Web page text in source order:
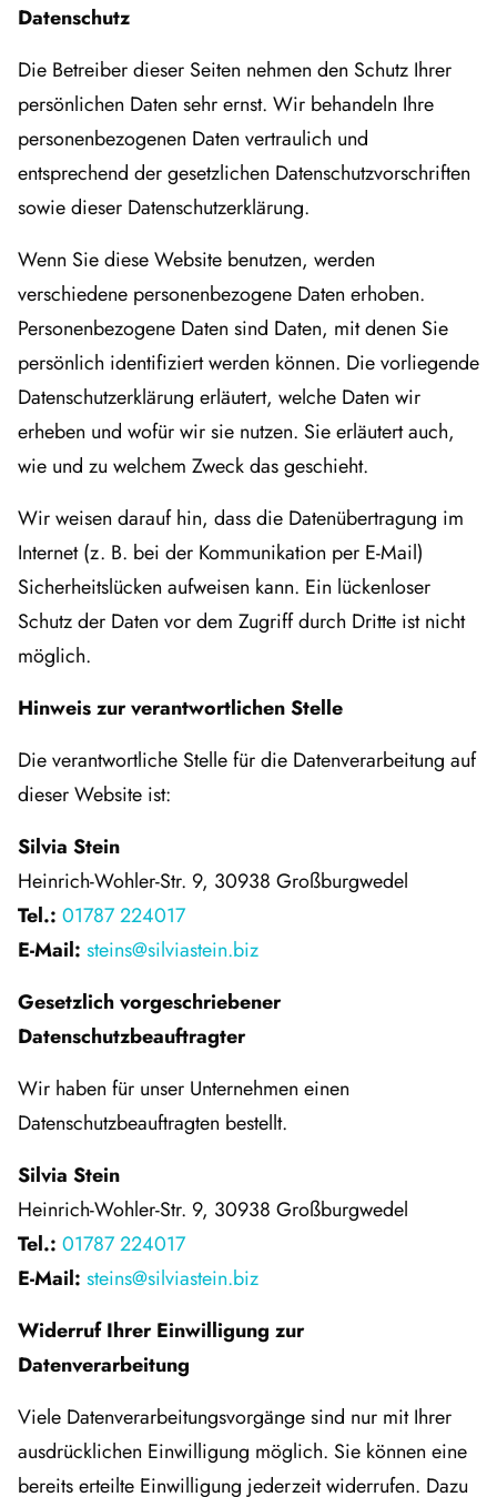
Datenschutz
Die Betreiber dieser Seiten nehmen den Schutz Ihrer
persönlichen Daten sehr ernst. Wir behandeln Ihre
personenbezogenen Daten vertraulich und
entsprechend der gesetzlichen Datenschutzvorschriften
sowie dieser Datenschutzerklärung.
Wenn Sie diese Website benutzen, werden
verschiedene personenbezogene Daten erhoben.
Personenbezogene Daten sind Daten, mit denen Sie
persönlich identifiziert werden können. Die vorliegende
Datenschutzerklärung erläutert, welche Daten wir
erheben und wofür wir sie nutzen. Sie erläutert auch,
wie und zu welchem Zweck das geschieht.
Wir weisen darauf hin, dass die Datenübertragung im
Internet (z. B. bei der Kommunikation per E-Mail)
Sicherheitslücken aufweisen kann. Ein lückenloser
Schutz der Daten vor dem Zugriff durch Dritte ist nicht
möglich.
Hinweis zur verantwortlichen Stelle
Die verantwortliche Stelle für die Datenverarbeitung auf
dieser Website ist:
Silvia Stein
Heinrich-Wohler-Str. 9, 30938 Großburgwedel
Tel.: 01787 224017
E-Mail: steins@silviastein.biz
Gesetzlich vorgeschriebener
Datenschutzbeauftragter
Wir haben für unser Unternehmen einen
Datenschutzbeauftragten bestellt.
Silvia Stein
Heinrich-Wohler-Str. 9, 30938 Großburgwedel
Tel.: 01787 224017
E-Mail: steins@silviastein.biz
Widerruf Ihrer Einwilligung zur
Datenverarbeitung
Viele Datenverarbeitungsvorgänge sind nur mit Ihrer
ausdrücklichen Einwilligung möglich. Sie können eine
bereits erteilte Einwilligung jederzeit widerrufen. Dazu